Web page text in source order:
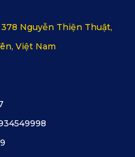
378 Nguyễn Thiện Thuật,
Việt Nam